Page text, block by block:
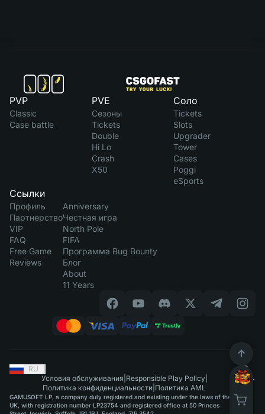
PVP
Classic
Case battle
PVE
Сезоны
Tickets
Double
Hi Lo
Crash
X50
Соло
Tickets
Slots
Upgrader
Tower
Cases
Poggi
eSports
Ссылки
Профиль
Партнерство
VIP
FAQ
Free Game
Reviews
Anniversary
Честная игра
North Pole
FIFA
Программа Bug Bounty
Блог
About
11 Years
RU
Условия обслуживания Responsible Play Policy|
Политика конфиденциальности Политика AML
GAMUSOFT LP, a company duly registered and existing under the laws of the
UK, with registration number LP23754 and registered office at 50 Princes